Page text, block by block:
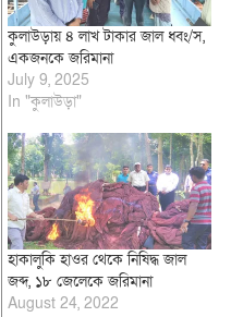
কুলাউড়ায় ৪ লাখ টাকার জাল ধ্বং/স,
একজনকে জরিমানা
July 9, 2025
In "কুলাউড়া"
হাকালুকি হাওর থেকে নিষিদ্ধ জাল
জব্দ, ১৮ জেলেকে জরিমানা
August 24, 2022